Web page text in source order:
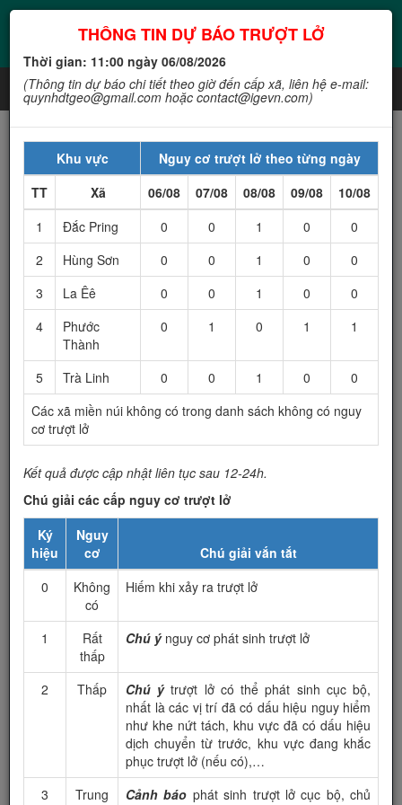
CỔNG THÔNG TIN TRƯỢT LỞ
TỈNH QUẢNG NAM
THÔNG TIN DỰ BÁO TRƯỢT LỞ
Thời gian: 11:00 ngày 06/08/2026
(Thông tin dự báo chi tiết theo giờ đến cấp xã, liên hệ e-mail:
quynhdtgeo@gmail.com hoặc contact@igevn.com)
Khu vực
Nguy cơ trượt lở theo từng ngày
TT
Xã 06/08 07/08 08/08 09/08
10/08
1
Đắc Pring 0 0 1 0
0
2
Hùng Sơn 0 0 1 0
0
3
La Êê 0 0 1 0
0
4
Phước
Thành
0 1 0 1 1
5 Trà Linh 0 0 1 0
0
Các xã miền núi không có trong danh sách không có nguy
cơ trượt lở
Kết quả được cập nhật liên tục sau 12-24h.
Chú giải các cấp nguy cơ trượt lở
Ký
hiệu
Nguy
cơ
Chú giải vắn tắt
0
Không
có
Hiếm khi xảy ra trượt lở
1
Rất
thấp
Chú ýnguy cơ phát sinh trượt lở
2 Thấp Chú ýtrượt lở có thể phát sinh cục bộ,
nhất là các vị trí đã có dấu hiệu nguy hiểm
như khe nứt tách, khu vực đã có dấu hiệu
dịch chuyển từ trước, khu vực đang khắc
phục trượt lở (nếu có),…
3
Trung
Cảnh báo phát sinh trượt lở cục bộ, chủ
Quế Sơn
Thăng Bình
Bắc Trà My
Hiệp Đức
Duy Xuyên
Phước Sơn
Tây Giang